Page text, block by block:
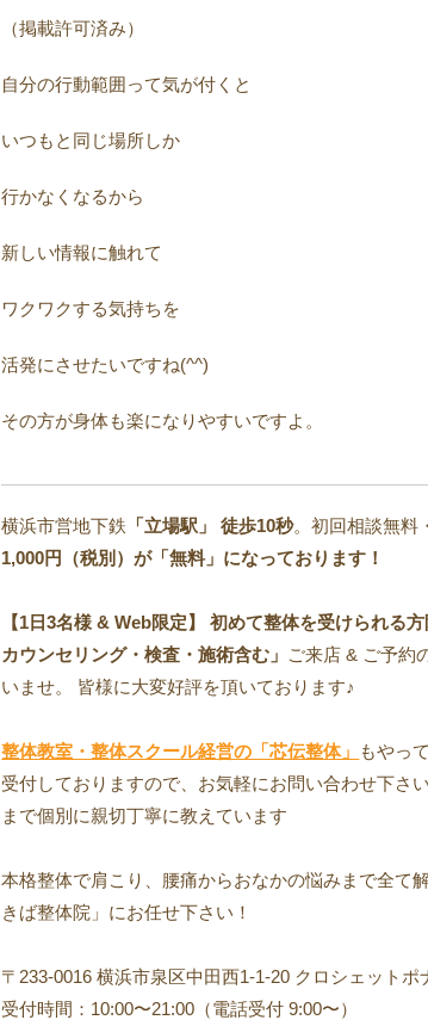
（掲載許可済み）
自分の行動範囲って気が付くと
いつもと同じ場所しか
行かなくなるから
新しい情報に触れて
ワクワクする気持ちを
活発にさせたいですね(^^)
その方が身体も楽になりやすいですよ。
横浜市営地下鉄 「立場駅」 徒歩10秒。初回相談無料
1,000円（税別）が「無料」になっております！
【1日3名様 & Web限定】 初めて整体を受けられる
カウンセリング・検査・施術含む」 ご来店 & ご予約
いませ。 皆様に大変好評を頂いております♪
整体教室・整体スクール経営の「芯伝整体」
もやっ
受付しておりますので、お気軽にお問い合わせ下
まで個別に親切丁寧に教えています
本格整体で肩こり、腰痛からおなかの悩みまで全て
きば整体院」にお任せ下さい！
〒233-0016 横浜市泉区中田西1-1-20 クロシェットポ
受付時間：10:00〜21:00（電話受付 9:00〜）